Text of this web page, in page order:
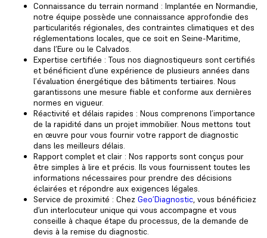
Connaissance du terrain normand : Implantée en Normandie,
notre équipe possède une connaissance approfondie des
particularités régionales, des contraintes climatiques et des
réglementations locales, que ce soit en Seine-Maritime,
dans l’Eure ou le Calvados.
Expertise certifiée : Tous nos diagnostiqueurs sont certifiés
et bénéficient d’une expérience de plusieurs années dans
l’évaluation énergétique des bâtiments tertiaires. Nous
garantissons une mesure fiable et conforme aux dernières
normes en vigueur.
Réactivité et délais rapides : Nous comprenons l’importance
de la rapidité dans un projet immobilier. Nous mettons tout
en œuvre pour vous fournir votre rapport de diagnostic
dans les meilleurs délais.
Rapport complet et clair : Nos rapports sont conçus pour
être simples à lire et précis. Ils vous fournissent toutes les
informations nécessaires pour prendre des décisions
éclairées et répondre aux exigences légales.
Service de proximité : Chez Geo’Diagnostic, vous bénéficiez
d’un interlocuteur unique qui vous accompagne et vous
conseille à chaque étape du processus, de la demande de
devis à la remise du diagnostic.